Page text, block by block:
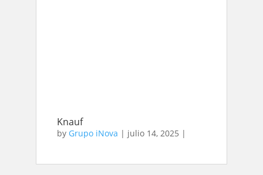
Knauf
by Grupo iNova | julio 14, 2025 |